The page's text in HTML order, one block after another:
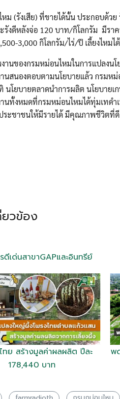
หม (รังเสีย) ที่ขายได้นั้น ประกอบด้ว
รังดีหลังจ่อ 120 บาท/กิโลกรัม มีร
3,000 กิโลกรัม/ไร่/ปี เลี้ยงไหม
งานของกรมหม่อนไหมในการแปลง
านสนองตอบตามนโยบายแล้ว กรมห
นโยบายตลาดนำการผลิต นโยบาย
านทั้งหมดที่กรมหม่อนไหมได้ทุ่มเทด
ะชาชนให้มีรายได้ มีคุณภาพชีวิตที่
ยวข้อง
ดีเด่นสาขาGAPและอินทรีย์
ทย สร้างมูลค่าผลผลิต ปีละ
178,440 บาท
พ